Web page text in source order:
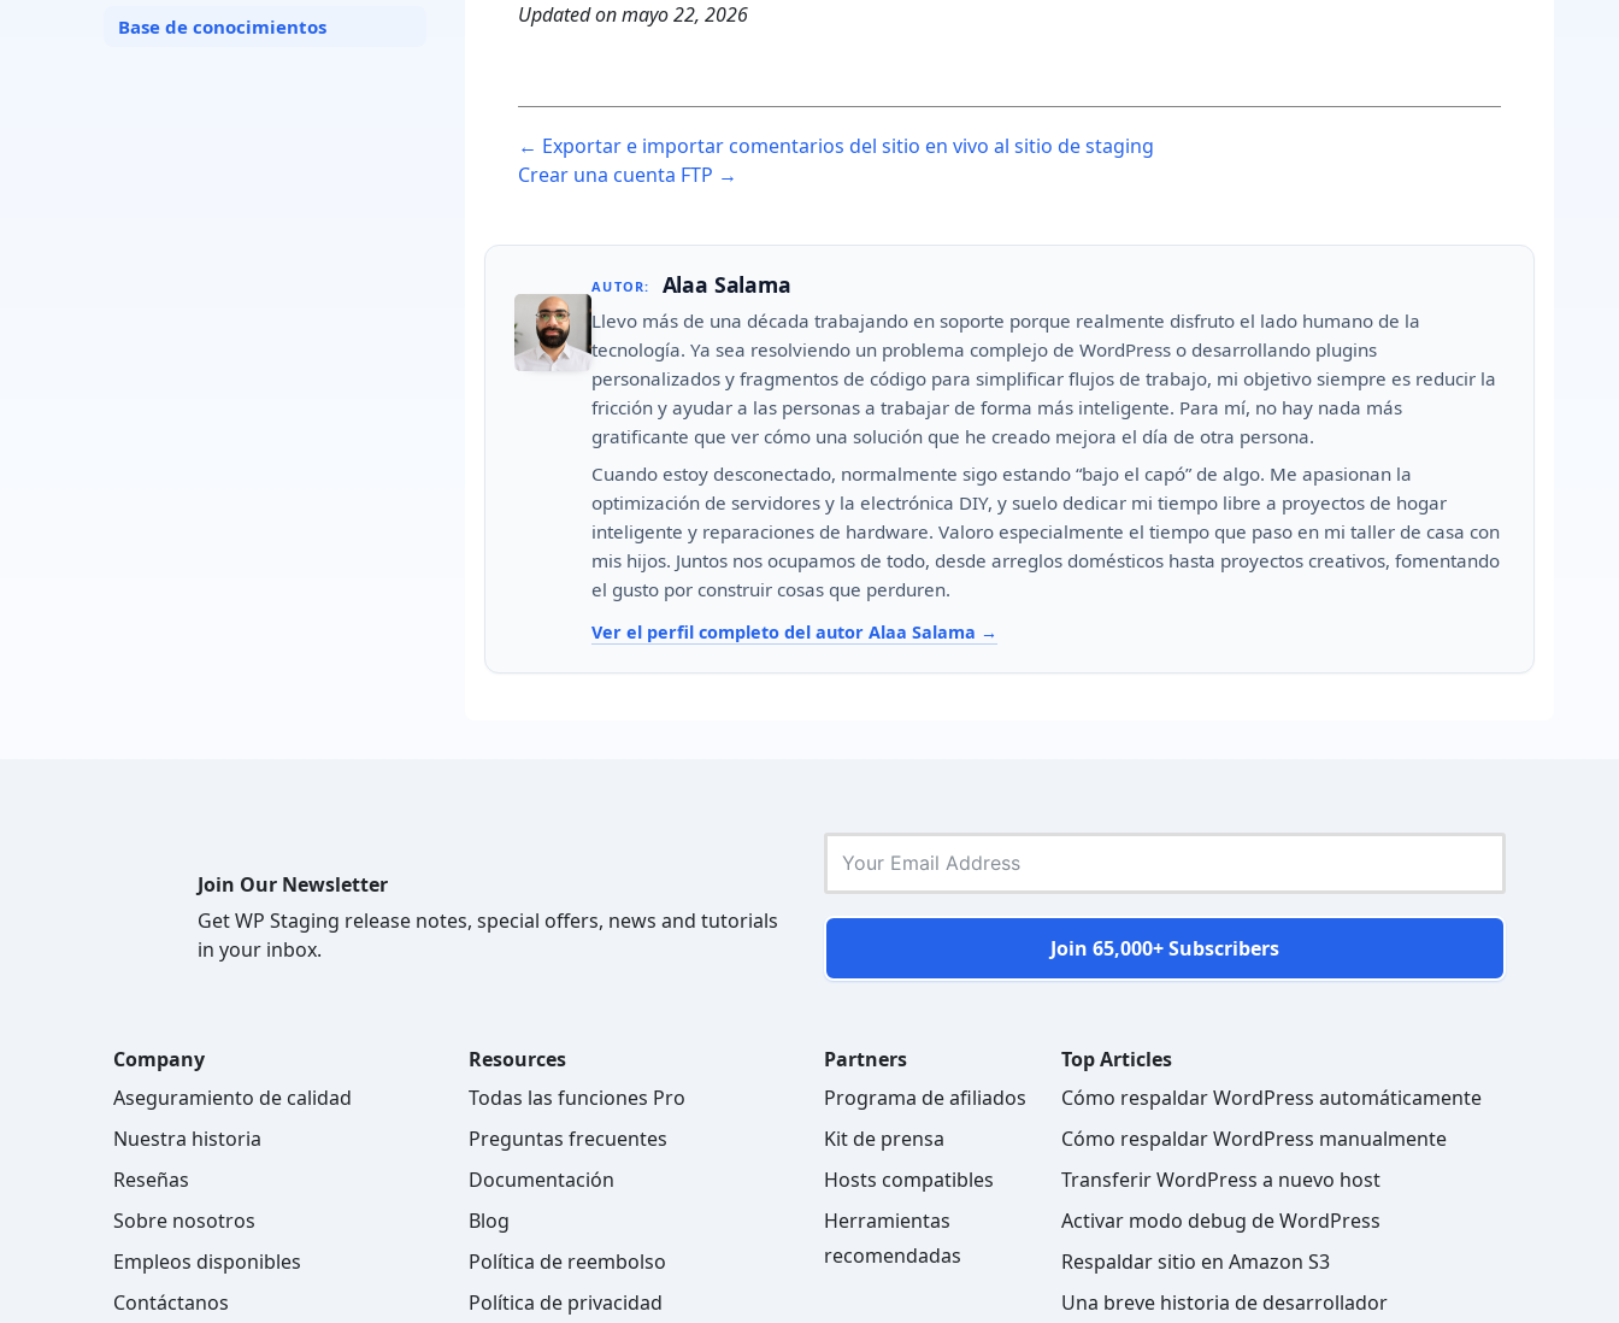
Updated onmayo 22, 2026
Post
navigation
← Exportar e importar comentarios del sitio en vivo al sitio de staging
Crear una cuenta FTP →
AUTOR: Alaa Salama
Llevo más de una década trabajando en soporte porque realmente disfruto el lado humano de la
tecnología. Ya sea resolviendo un problema complejo de WordPress o desarrollando plugins
personalizados y fragmentos de código para simplificar flujos de trabajo, mi objetivo siempre es reducir la
fricción y ayudar a las personas a trabajar de forma más inteligente. Para mí, no hay nada más
gratificante que ver cómo una solución que he creado mejora el día de otra persona.
Cuando estoy desconectado, normalmente sigo estando “bajo el capó” de algo. Me apasionan la
optimización de servidores y la electrónica DIY, y suelo dedicar mi tiempo libre a proyectos de hogar
inteligente y reparaciones de hardware. Valoro especialmente el tiempo que paso en mi taller de casa con
mis hijos. Juntos nos ocupamos de todo, desde arreglos domésticos hasta proyectos creativos, fomentando
el gusto por construir cosas que perduren.
Ver el perfil completo del autor Alaa Salama
Base de conocimientos
Join Our Newsletter
Get WP Staging release notes, special offers, news and tutorials
in your inbox.
Join 65,000+ Subscribers
Company
Aseguramiento de calidad
Nuestra historia
Reseñas
Sobre nosotros
Empleos disponibles
Contáctanos
Resources
Todas las funciones Pro
Preguntas frecuentes
Documentación
Blog
Política de reembolso
Política de privacidad
Partners
Programa de afiliados
Kit de prensa
Hosts compatibles
Herramientas
recomendadas
Top Articles
Cómo respaldar WordPress automáticamente
Cómo respaldar WordPress manualmente
Transferir WordPress a nuevo host
Activar modo debug de WordPress
Respaldar sitio en Amazon S3
Una breve historia de desarrollador